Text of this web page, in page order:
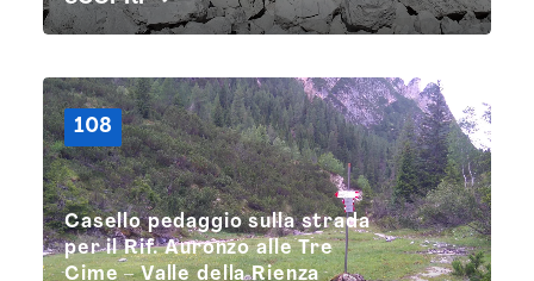
108
Casello pedaggio sulla strada
per il Rif. Auronzo alle Tre
Cime – Valle della Rienza